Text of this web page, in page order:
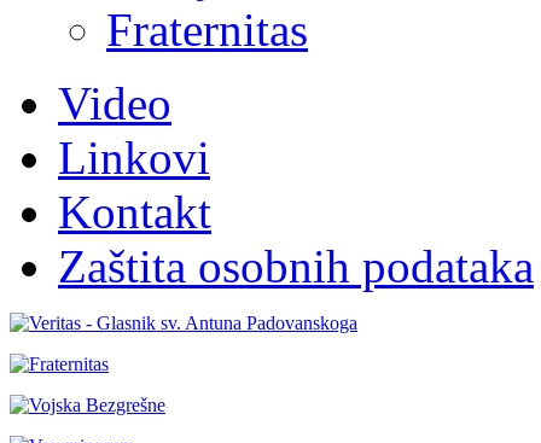
Fraternitas
Video
Linkovi
Kontakt
Zaštita osobnih podataka